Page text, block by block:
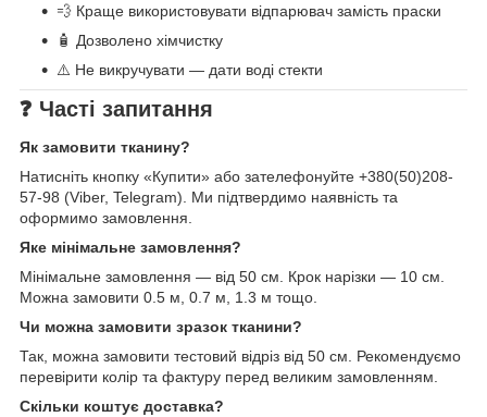
💨 Краще використовувати відпарювач замість праски
🧴 Дозволено хімчистку
⚠️ Не викручувати — дати воді стекти
❓ Часті запитання
Як замовити тканину?
Натисніть кнопку «Купити» або зателефонуйте +380(50)208-
57-98 (Viber, Telegram). Ми підтвердимо наявність та
оформимо замовлення.
Яке мінімальне замовлення?
Мінімальне замовлення — від 50 см. Крок нарізки — 10 см.
Можна замовити 0.5 м, 0.7 м, 1.3 м тощо.
Чи можна замовити зразок тканини?
Так, можна замовити тестовий відріз від 50 см. Рекомендуємо
перевірити колір та фактуру перед великим замовленням.
Скільки коштує доставка?